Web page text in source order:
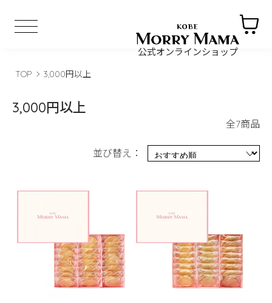
公式オンラインショップ
TOP 3,000円以上
3,000円以上
全7商品
並び替え：